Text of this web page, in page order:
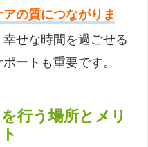
の質につながりま
せな時間を過ごせる
ートも重要です。
行う場所とメリ